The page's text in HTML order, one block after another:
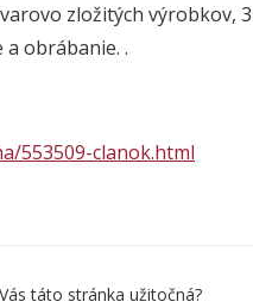
zložitých výrobkov,
obrábanie. .
553509-clanok.html
táto stránka užitočná?